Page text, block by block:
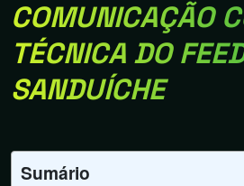
COMUNICAÇÃO
TÉCNICA DO
SANDUÍCHE
Sumário